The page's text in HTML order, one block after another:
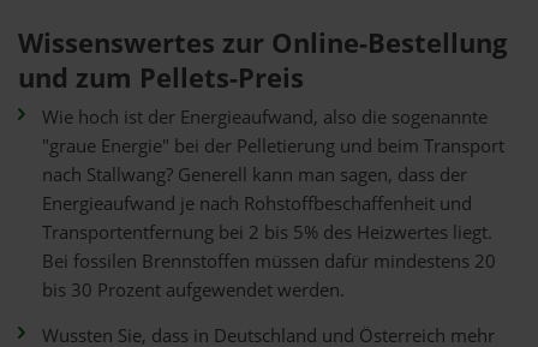
Wissenswertes zur Online-Bestellung
und zum Pellets-Preis
Wie hoch ist der Energieaufwand, also die sogenannte
"graue Energie" bei der Pelletierung und beim Transport
nach Stallwang? Generell kann man sagen, dass der
Energieaufwand je nach Rohstoffbeschaffenheit und
Transportentfernung bei 2 bis 5% des Heizwertes liegt.
Bei fossilen Brennstoffen müssen dafür mindestens 20
bis 30 Prozent aufgewendet werden.
Wussten Sie, dass in Deutschland und Österreich mehr